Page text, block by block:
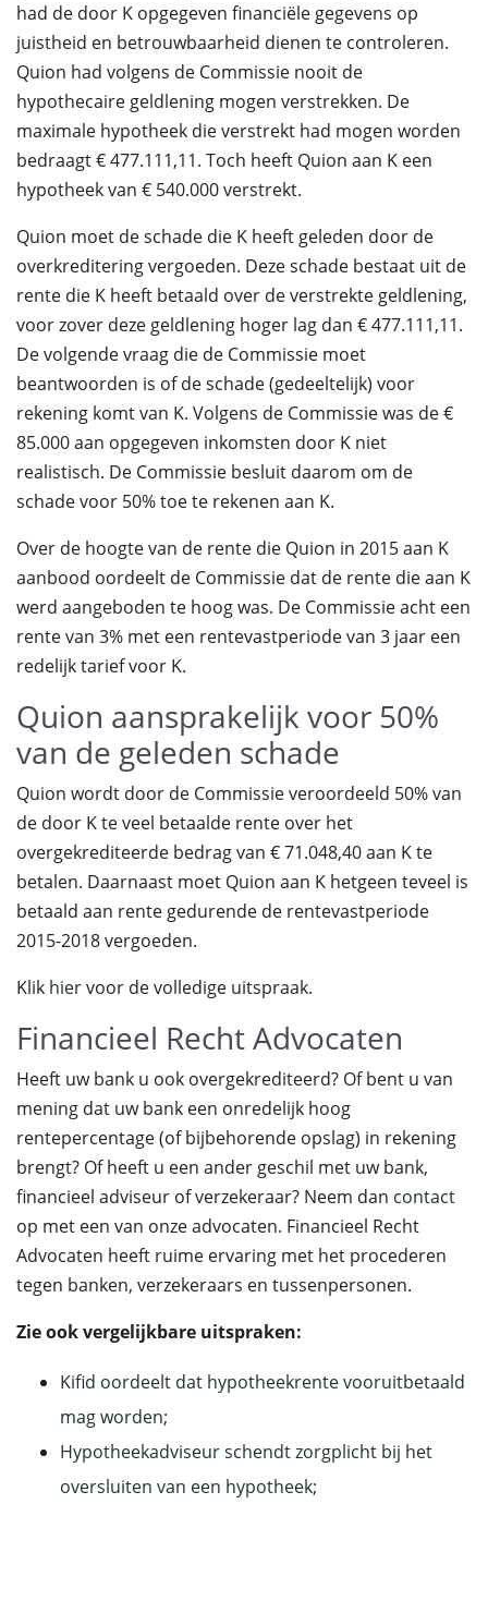
had de door K opgegeven financiële gegevens op
juistheid en betrouwbaarheid dienen te controleren.
Quion had volgens de Commissie nooit de
hypothecaire geldlening mogen verstrekken. De
maximale hypotheek die verstrekt had mogen worden
bedraagt € 477.111,11. Toch heeft Quion aan K een
hypotheek van € 540.000 verstrekt.
Quion moet de schade die K heeft geleden door de
overkreditering vergoeden. Deze schade bestaat uit de
rente die K heeft betaald over de verstrekte geldlening,
voor zover deze geldlening hoger lag dan € 477.111,11.
De volgende vraag die de Commissie moet
beantwoorden is of de schade (gedeeltelijk) voor
rekening komt van K. Volgens de Commissie was de €
85.000 aan opgegeven inkomsten door K niet
realistisch. De Commissie besluit daarom om de
schade voor 50% toe te rekenen aan K.
Over de hoogte van de rente die Quion in 2015 aan K
aanbood oordeelt de Commissie dat de rente die aan K
werd aangeboden te hoog was. De Commissie acht een
rente van 3% met een rentevastperiode van 3 jaar een
redelijk tarief voor K.
Quion aansprakelijk voor 50%
van de geleden schade
Quion wordt door de Commissie veroordeeld 50% van
de door K te veel betaalde rente over het
overgekrediteerde bedrag van € 71.048,40 aan K te
betalen. Daarnaast moet Quion aan K hetgeen teveel is
betaald aan rente gedurende de rentevastperiode
2015-2018 vergoeden.
Klik hiervoor de volledige uitspraak.
Financieel Recht Advocaten
Heeft uw bank u ook overgekrediteerd? Of bent u van
mening dat uw bank een onredelijk hoog
rentepercentage (of bijbehorende opslag) in rekening
brengt? Of heeft u een ander geschil met uw bank,
financieel adviseur of verzekeraar? Neem dan contact
op met een van onze advocaten. Financieel Recht
Advocaten heeft ruime ervaring met het procederen
tegen banken, verzekeraars en tussenpersonen.
Zie ook vergelijkbare uitspraken:
Kifid oordeelt dat hypotheekrente vooruitbetaald
mag worden;
Hypotheekadviseur schendt zorgplicht bij het
oversluiten van een hypotheek;